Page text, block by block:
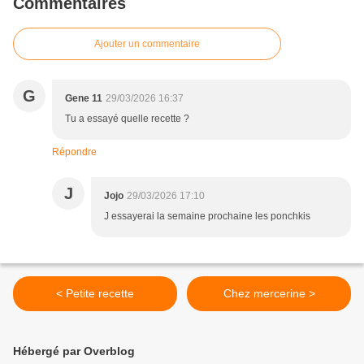
Ajouter un commentaire
G Gene 11 29/03/2026 16:37
Tu a essayé quelle recette ?
Répondre
J Jojo 29/03/2026 17:10
J essayerai la semaine prochaine les ponchkis
< Petite recette Chez mercerine >
Hébergé par Overblog